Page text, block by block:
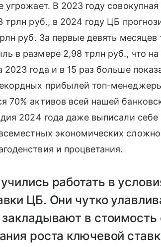
угрожает. В 2023 году
трлн руб., в 2024 году ЦБ
руб. За первые девять
в размере 2,98 трлн руб., что на
2023 года и в 15 раз больше
прибылей топ-
70% активов всей нашей
2024 года даже выписали
экономических
и процветания.
работать в
ЦБ. Они чутко
закладывают в стоимость
роста ключевой